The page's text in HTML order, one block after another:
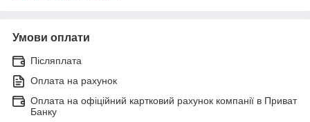
Умови оплати
Післяплата
Оплата на рахунок
Оплата на офіційний картковий рахунок компанії в Приват
Банку